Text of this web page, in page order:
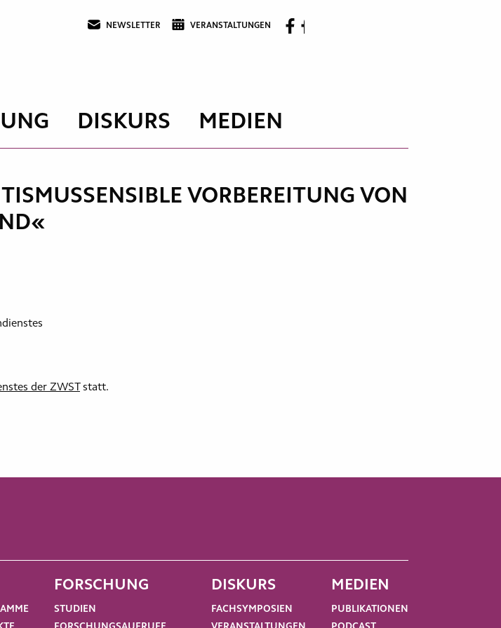
NEWSLETTER VERANSTALTUNGEN
DISKURS MEDIEN
VORBEREITUNG VON
der ZWSTstatt.
FORSCHUNG
STUDIEN
DISKURS
FACHSYMPOSIEN
MEDIEN
PUBLIKATIONEN